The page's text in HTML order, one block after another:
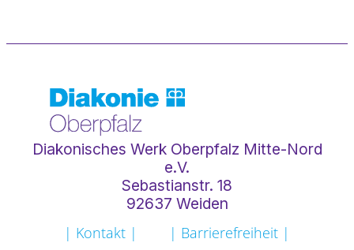
Diakonisches Werk Oberpfalz Mitte-Nord
e.V.
Sebastianstr. 18
92637 Weiden
| Kontakt |
| Barrierefreiheit |